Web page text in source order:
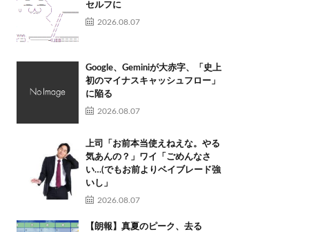
セルフに
2026.08.07
Google、Geminiが大赤字、「史上
初のマイナスキャッシュフロー」
に陥る
2026.08.07
上司「お前本当使えねえな。やる
気あんの？」ワイ「ごめんなさ
い…(でもお前よりベイブレード強
いし」
2026.08.07
【朗報】真夏のピーク、去る